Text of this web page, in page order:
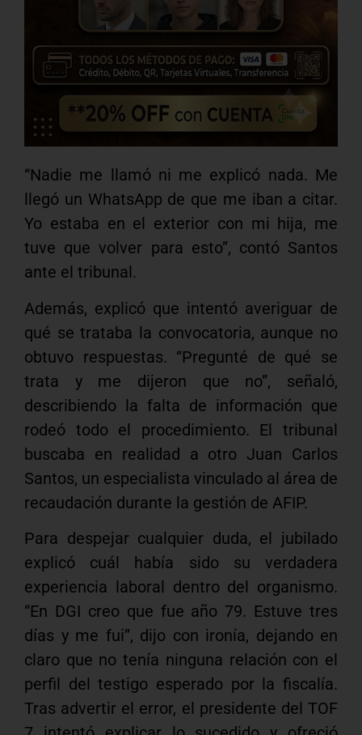
“Nadie me llamó ni me explicó nada. Me
llegó un WhatsApp de que me iban a citar.
Yo estaba en el exterior con mi hija, me
tuve que volver para esto”, contó Santos
ante el tribunal.
Además, explicó que intentó averiguar de
qué se trataba la convocatoria, aunque no
obtuvo respuestas. “Pregunté de qué se
trata y me dijeron que no”, señaló,
describiendo la falta de información que
rodeó todo el procedimiento. El tribunal
buscaba en realidad a otro Juan Carlos
Santos, un especialista vinculado al área de
recaudación durante la gestión de AFIP.
Para despejar cualquier duda, el jubilado
explicó cuál había sido su verdadera
experiencia laboral dentro del organismo.
“En DGI creo que fue año 79. Estuve tres
días y me fui”, dijo con ironía, dejando en
claro que no tenía ninguna relación con el
perfil del testigo esperado por la fiscalía.
Tras advertir el error, el presidente del TOF